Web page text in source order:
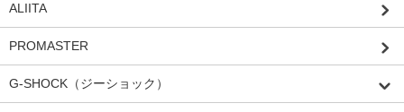
ALIITA
PROMASTER
G-SHOCK（ジーショック）